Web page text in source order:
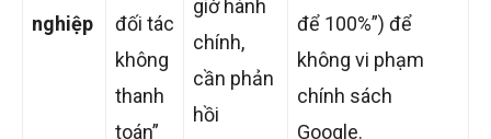
nghiệp
đối tác
không
thanh
toán”
giờ hành
chính,
cần phản
hồi
để 100%”) để
không vi phạm
chính sách
Google.